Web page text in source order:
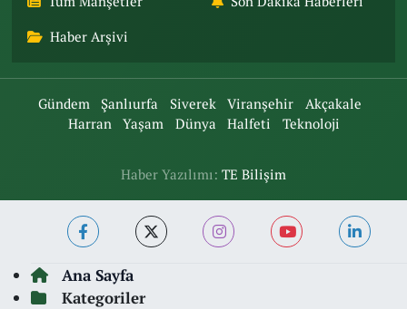
Haber Arşivi
Gündem Şanlıurfa Siverek Viranşehir
Akçakale
Harran
Yaşam Dünya Halfeti Teknoloji
Haber Yazılımı: TE Bilişim
Ana Sayfa
Kategoriler